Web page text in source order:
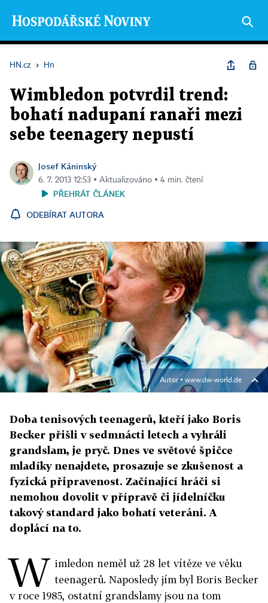
HN.cz › Hn
Wimbledon potvrdil trend:
bohatí nadupaní ranaři mezi
sebe teenagery nepustí
Josef Káninský
6. 7. 2013 12:53 ▪ Aktualizováno ▪ 4 min. čtení
PŘEHRÁT ČLÁNEK
ODEBÍRAT AUTORA
Autor ▪www.dw-world.de
Doba tenisových teenagerů, kteří jako Boris
Becker přišli v sedmnácti letech a vyhráli
grandslam, je pryč. Dnes ve světové špičce
mladíky nenajdete, prosazuje se zkušenost a
fyzická připravenost. Začínající hráči si
nemohou dovolit v přípravě či jídelníčku
takový standard jako bohatí veteráni. A
doplácí na to.
W imledon neměl už 28 let vítěze ve věku
teenagerů. Naposledy jím byl Boris Becker
v roce 1985, ostatní grandslamy jsou na tom